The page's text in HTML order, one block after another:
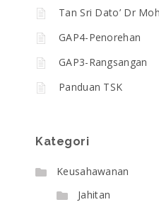
Tan Sri Dato’ Dr
GAP4-Penorehan
GAP3-Rangsangan
Panduan TSK
Kategori
Keusahawanan
Jahitan